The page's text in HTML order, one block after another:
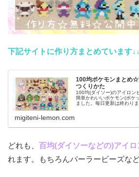
下記サイトに作り方まとめています↓ ↓
100均ポケモンまとめ
つくりかた
100均(ダイソー)のアイロン
簡単かわいいポケモン(ポケ
ました。毎日更新は終わり
migiteni-lemon.com
どれも、 百均(ダイソーなどの)アイ
れます。もちろんパーラービーズな